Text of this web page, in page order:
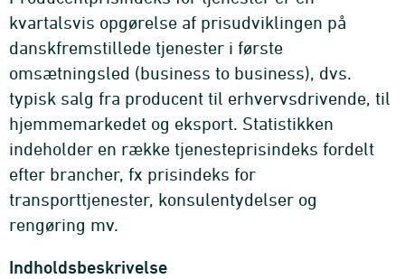
kvartalsvis opgørelse af prisudviklingen på
danskfremstillede tjenester i første
omsætningsled (business to business), dvs.
typisk salg fra producent til erhvervsdrivende, til
hjemmemarkedet og eksport. Statistikken
indeholder en række tjenesteprisindeks fordelt
efter brancher, fx prisindeks for
transporttjenester, konsulentydelser og
rengøring mv.
Indholdsbeskrivelse